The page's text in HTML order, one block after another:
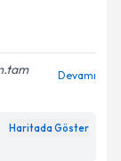
Aydınlatma
belirtilen
Devamı
Haritada Göster